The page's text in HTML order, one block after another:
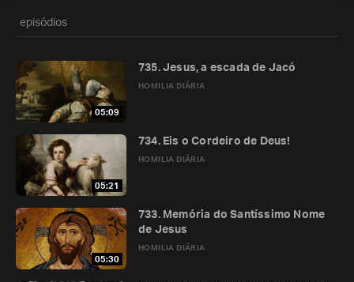
episódios
05:09
HOMILIA DIÁRIA
735. Jesus, a escada de Jacó
05:21
HOMILIA DIÁRIA
734. Eis o Cordeiro de Deus!
05:30
HOMILIA DIÁRIA
733. Memória do Santíssimo Nome
de Jesus